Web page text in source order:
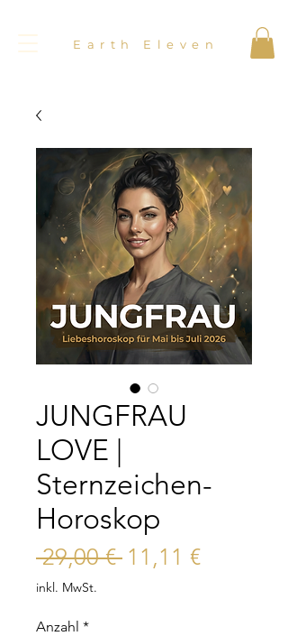
Earth Eleven
JUNGFRAU
LOVE |
Sternzeichen-
Horoskop
29,00 € Standardpreis
11,11 €Sale-
inkl. MwSt.
Anzahl *